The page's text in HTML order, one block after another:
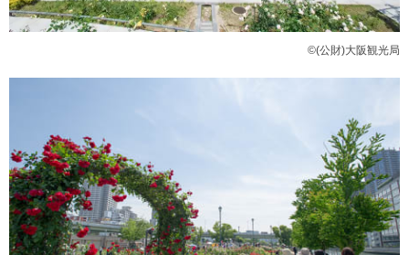
©(公財)大阪観光局